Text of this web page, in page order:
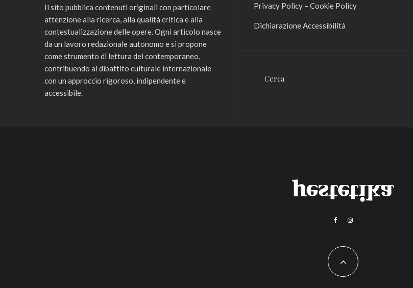
Il sito pubblica contenuti originali con particolare
attenzione alla ricerca, alla qualità critica e alla
contestualizzazione delle opere. Ogni articolo nasce
da un lavoro redazionale autonomo e si propone
come strumento di lettura del contemporaneo,
contribuendo al dibattito culturale internazionale
con un approccio rigoroso, indipendente e
accessibile.
Privacy Policy – Cookie Policy
Dichiarazione Accessibilità